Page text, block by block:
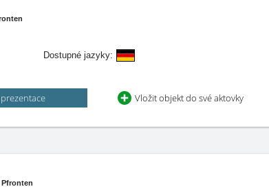
Dostupné jazyky:
Vložit objekt do své aktovky
Pfronten